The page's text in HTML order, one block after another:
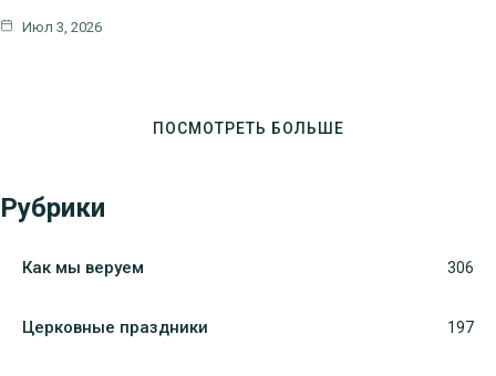
Июл 3, 2026
ПОСМОТРЕТЬ БОЛЬШЕ
Рубрики
Как мы веруем 306
Церковные праздники 197